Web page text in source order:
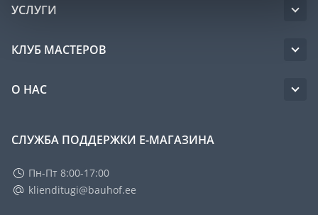
УСЛУГИ
КЛУБ МАСТЕРОВ
О НАС
СЛУЖБА ПОДДЕРЖКИ Е-МАГАЗИНА
Пн-Пт 8:00-17:00
klienditugi@bauhof.ee